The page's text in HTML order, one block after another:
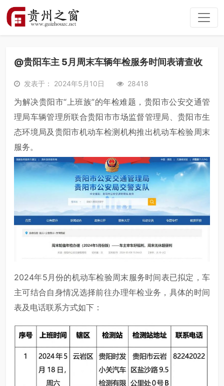
@贵阳车主 5月周末车辆年检服务时间表请查收
发表于： 2024年5月10日 28418
为解决贵阳市“上班族”的年检难题，贵阳市公安交通管
理局车辆管理所联合贵阳市市场监督管理局、贵阳市生
态环境局及贵阳市机动车检测机构推出机动车检验周末
服务。
2024年5月份的机动车检验周末服务时间表已拟定，车
主可结合自身情况选择前往办理年检业务，具体的时间
表及电话联系方式如下：